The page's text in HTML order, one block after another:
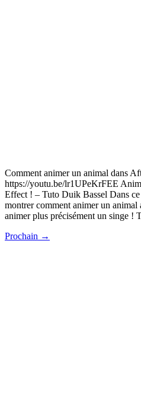
Comment animer un animal dans
https://youtu.be/lr1UPeKrFEE
Effect ! – Tuto Duik Bassel Dans
montrer comment animer un
animer plus précisément un singe
Prochain →